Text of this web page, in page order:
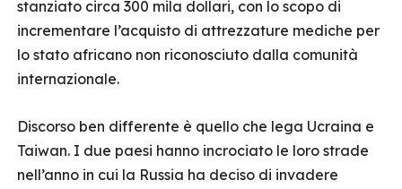
stanziato circa 300 mila dollari, con lo scopo di
incrementare l’acquisto di attrezzature mediche per
lo stato africano non riconosciuto dalla comunità
internazionale.
Discorso ben differente è quello che lega Ucraina e
Taiwan. I due paesi hanno incrociato le loro strade
nell’anno in cui la Russia ha deciso di invadere